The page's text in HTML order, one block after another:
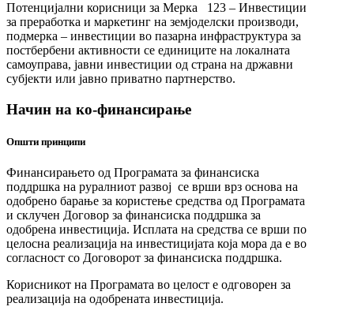
Потенцијални корисници за Мерка 123 – Инвестиции
за преработка и маркетинг на земјоделски производи,
подмерка – инвестиции во пазарна инфраструктура за
постбербени активности се единиците на локалната
самоуправа, јавни инвестиции од страна на државни
субјекти или јавно приватно партнерство.
Начин на ко-финансирање
Општи принципи
Финансирањето од Програмата за финансиска
поддршка на руралниот развој се врши врз основа на
одобрено барање за користење средства од Програмата
и склучен Договор за финансиска поддршка за
одобрена инвестиција. Исплата на средства се врши по
целосна реализација на инвестицијата која мора да е во
согласност со Договорот за финансиска поддршка.
Корисникот на Програмата во целост е одговорен за
реализација на одобрената инвестиција.